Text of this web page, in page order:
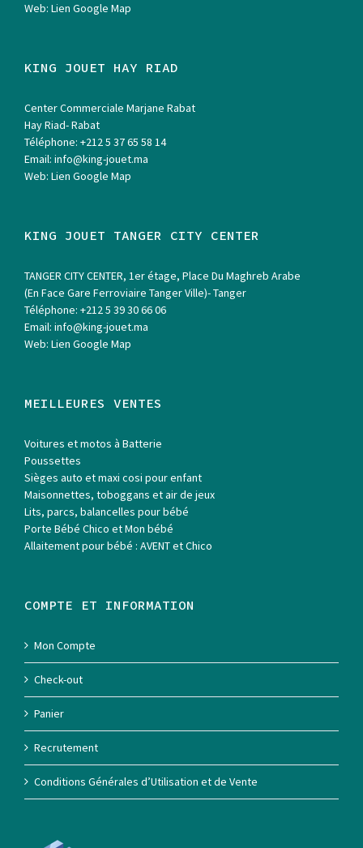
Web: Lien Google Map
KING JOUET HAY RIAD
Center Commerciale Marjane Rabat
Hay Riad- Rabat
Téléphone: +212 5 37 65 58 14
Email: info@king-jouet.ma
Web: Lien Google Map
KING JOUET TANGER CITY CENTER
TANGER CITY CENTER, 1er étage, Place Du Maghreb Arabe
(En Face Gare Ferroviaire Tanger Ville)- Tanger
Téléphone: +212 5 39 30 66 06
Email: info@king-jouet.ma
Web: Lien Google Map
MEILLEURES VENTES
Voitures et motos à Batterie
Poussettes
Sièges auto et maxi cosi pour enfant
Maisonnettes, toboggans et air de jeux
Lits, parcs, balancelles pour bébé
Porte Bébé Chico et Mon bébé
Allaitement pour bébé : AVENT et Chico
COMPTE ET INFORMATION
Mon Compte
Check-out
Panier
Recrutement
Conditions Générales d’Utilisation et de Vente